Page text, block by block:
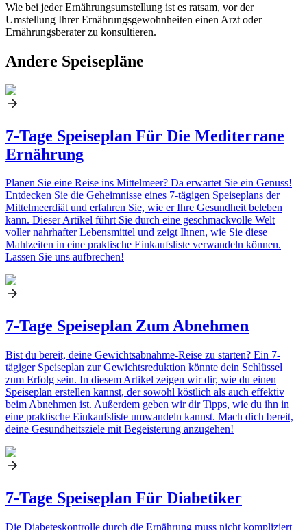
Wie bei jeder Ernährungsumstellung ist es ratsam, vor der
Umstellung Ihrer Ernährungsgewohnheiten einen Arzt oder
Ernährungsberater zu konsultieren.
Andere Speisepläne
7-Tage Speiseplan Für Die Mediterrane
Ernährung
Planen Sie eine Reise ins Mittelmeer? Da erwartet Sie ein Genuss!
Entdecken Sie die Geheimnisse eines 7-tägigen Speiseplans der
Mittelmeerdiät und erfahren Sie, wie er Ihre Gesundheit beleben
kann. Dieser Artikel führt Sie durch eine geschmackvolle Welt
voller nahrhafter Lebensmittel und zeigt Ihnen, wie Sie diese
Mahlzeiten in eine praktische Einkaufsliste verwandeln können.
Lassen Sie uns aufbrechen!
7-Tage Speiseplan Zum Abnehmen
Bist du bereit, deine Gewichtsabnahme-Reise zu starten? Ein 7-
tägiger Speiseplan zur Gewichtsreduktion könnte dein Schlüssel
zum Erfolg sein. In diesem Artikel zeigen wir dir, wie du einen
Speiseplan erstellen kannst, der sowohl köstlich als auch effektiv
beim Abnehmen ist. Außerdem geben wir dir Tipps, wie du ihn in
eine praktische Einkaufsliste umwandeln kannst. Mach dich bereit,
deine Gesundheitsziele mit Begeisterung anzugehen!
7-Tage Speiseplan Für Diabetiker
Die Diabeteskontrolle durch die Ernährung muss nicht kompliziert